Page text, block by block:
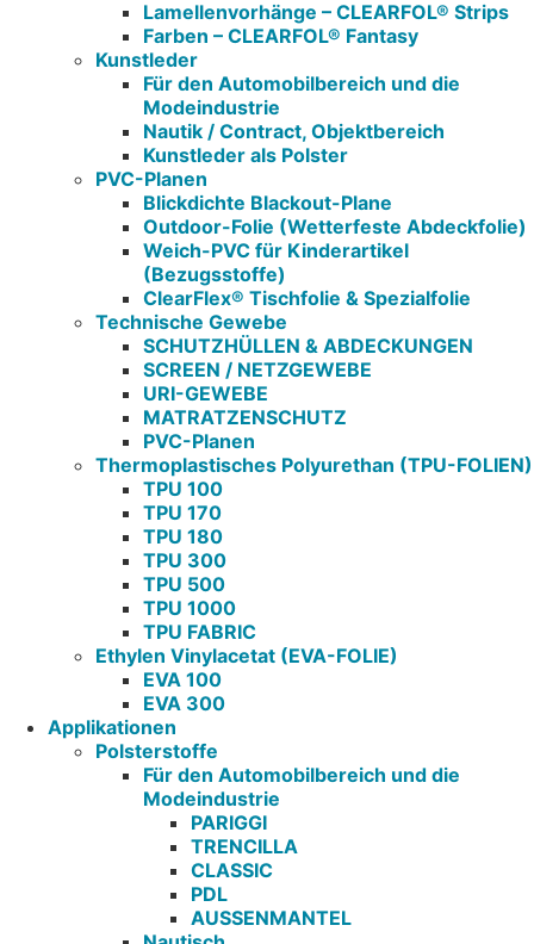
Lamellenvorhänge – CLEARFOL® Strips
Farben – CLEARFOL® Fantasy
Kunstleder
Für den Automobilbereich und die
Modeindustrie
Nautik / Contract, Objektbereich
Kunstleder als Polster
PVC-Planen
Blickdichte Blackout-Plane
Outdoor-Folie (Wetterfeste Abdeckfolie)
Weich-PVC für Kinderartikel
(Bezugsstoffe)
ClearFlex® Tischfolie & Spezialfolie
Technische Gewebe
SCHUTZHÜLLEN & ABDECKUNGEN
SCREEN / NETZGEWEBE
URI-GEWEBE
MATRATZENSCHUTZ
PVC-Planen
Thermoplastisches Polyurethan (TPU-FOLIEN)
TPU 100
TPU 170
TPU 180
TPU 300
TPU 500
TPU 1000
TPU FABRIC
Ethylen Vinylacetat (EVA-FOLIE)
EVA 100
EVA 300
Applikationen
Polsterstoffe
Für den Automobilbereich und die
Modeindustrie
PARIGGI
TRENCILLA
CLASSIC
PDL
AUSSENMANTEL